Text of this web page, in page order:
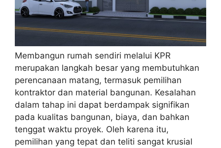
Membangun rumah sendiri melalui KPR
merupakan langkah besar yang membutuhkan
perencanaan matang, termasuk pemilihan
kontraktor dan material bangunan. Kesalahan
dalam tahap ini dapat berdampak signifikan
pada kualitas bangunan, biaya, dan bahkan
tenggat waktu proyek. Oleh karena itu,
pemilihan yang tepat dan teliti sangat krusial